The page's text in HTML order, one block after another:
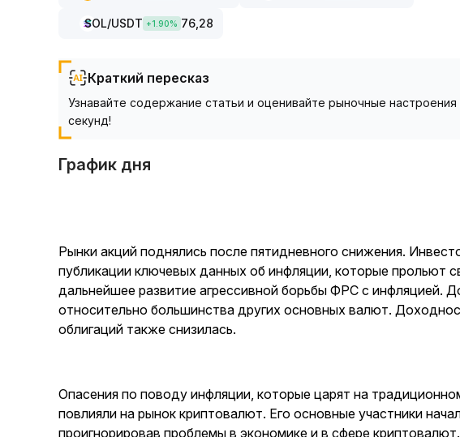
SOL/USDT +1.90% 76,28
Краткий пересказ
Узнавайте содержание статьи и оценивайте рыночные настроения
секунд!
График дня
Рынки акций поднялись после пятидневного снижения.
публикации ключевых данных об инфляции, которые прольют
дальнейшее развитие агрессивной борьбы ФРС с инфляцией.
относительно большинства других основных валют.
облигаций также снизилась.
Опасения по поводу инфляции, которые царят на
повлияли на рынок криптовалют. Его основные участники
проигнорировав проблемы в экономике и в сфере